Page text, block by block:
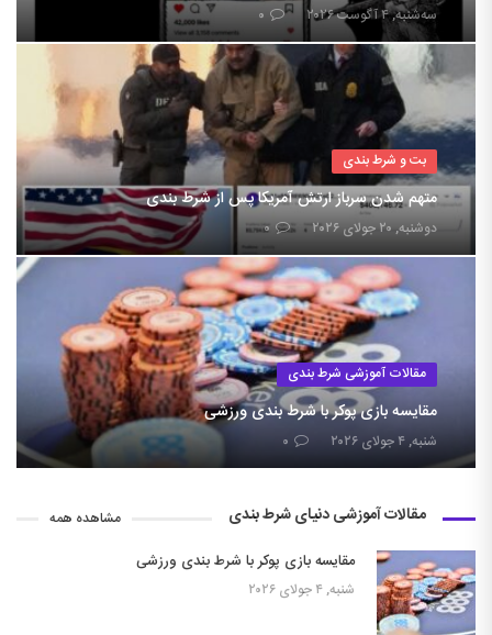
سه‌شنبه, ۴ آگوست ۲۰۲۶ ۰
بت و شرط بندی
متهم شدن سرباز ارتش آمریکا پس از شرط بندی
دوشنبه, ۲۰ جولای ۲۰۲۶ ۰
مقالات آموزشی شرط بندی
مقایسه بازی پوکر با شرط بندی ورزشی
شنبه, ۴ جولای ۲۰۲۶ ۰
مقالات آموزشی دنیای شرط بندی مشاهده همه
مقایسه بازی پوکر با شرط بندی ورزشی
شنبه, ۴ جولای ۲۰۲۶